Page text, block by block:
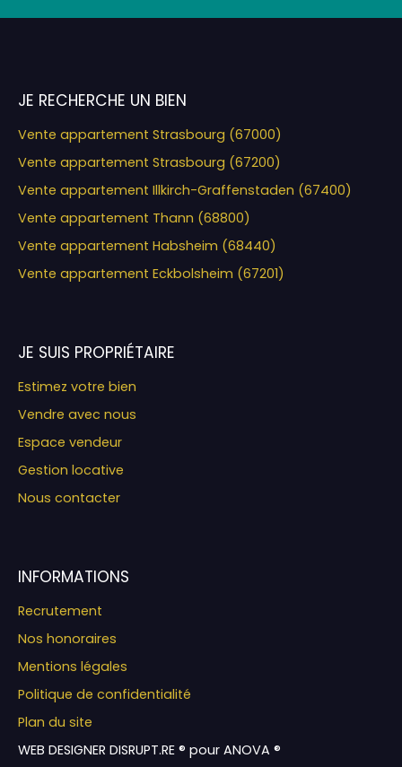
JE RECHERCHE UN BIEN
Vente appartement Strasbourg (67000)
Vente appartement Strasbourg (67200)
Vente appartement Illkirch-Graffenstaden (67400)
Vente appartement Thann (68800)
Vente appartement Habsheim (68440)
Vente appartement Eckbolsheim (67201)
JE SUIS PROPRIÉTAIRE
Estimez votre bien
Vendre avec nous
Espace vendeur
Gestion locative
Nous contacter
INFORMATIONS
Recrutement
Nos honoraires
Mentions légales
Politique de confidentialité
Plan du site
WEB DESIGNER DISRUPT.RE ® pour ANOVA ®